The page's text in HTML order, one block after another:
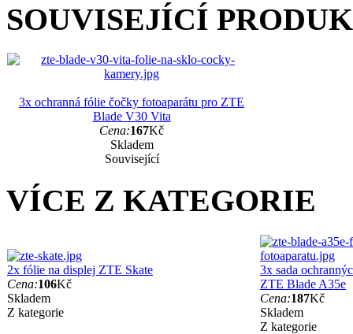
SOUVISEJÍCÍ
3x ochranná fólie čočky fotoaparátu pro ZTE
Blade V30 Vita
Cena:167Kč
Skladem
Související
VÍCE Z KATEGORIE
2x fólie na displej ZTE Skate
Cena:106Kč
Skladem
Z kategorie
3x sada
ZTE Blade A35e
Cena:187Kč
Skladem
Z kategorie